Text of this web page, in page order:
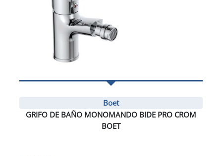
Boet
GRIFO DE BAÑO MONOMANDO BIDE PRO CROM
BOET